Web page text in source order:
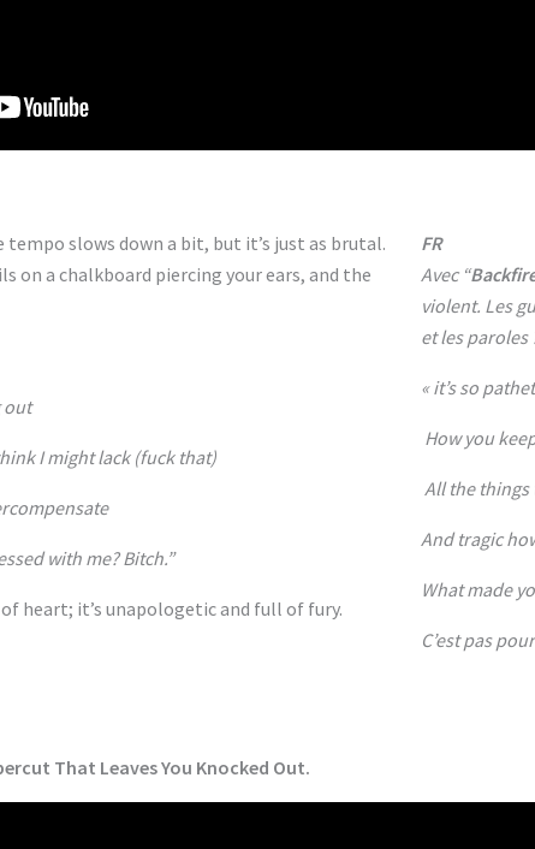
tempo slows down a bit, but it’s just as brutal.
on a chalkboard piercing your ears, and the
out
I might lack (fuck that)
with me? Bitch.”
heart; it’s unapologetic and full of fury.
FR
Avec “
violent. Les
et les paroles
« it’s so
How you
All the
And tragic
What made
C’est pas
That Leaves You Knocked Out.